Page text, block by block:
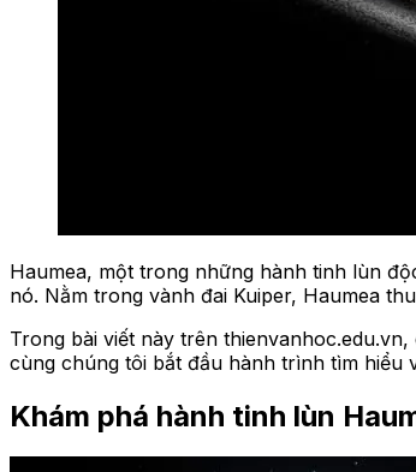
Haumea, một trong những hành tinh lùn
nó. Nằm trong vành đai Kuiper, Haumea
Trong bài viết này trên
cùng chúng tôi bắt đầu hành trình tìm hiểu
Khám phá hành tinh lùn